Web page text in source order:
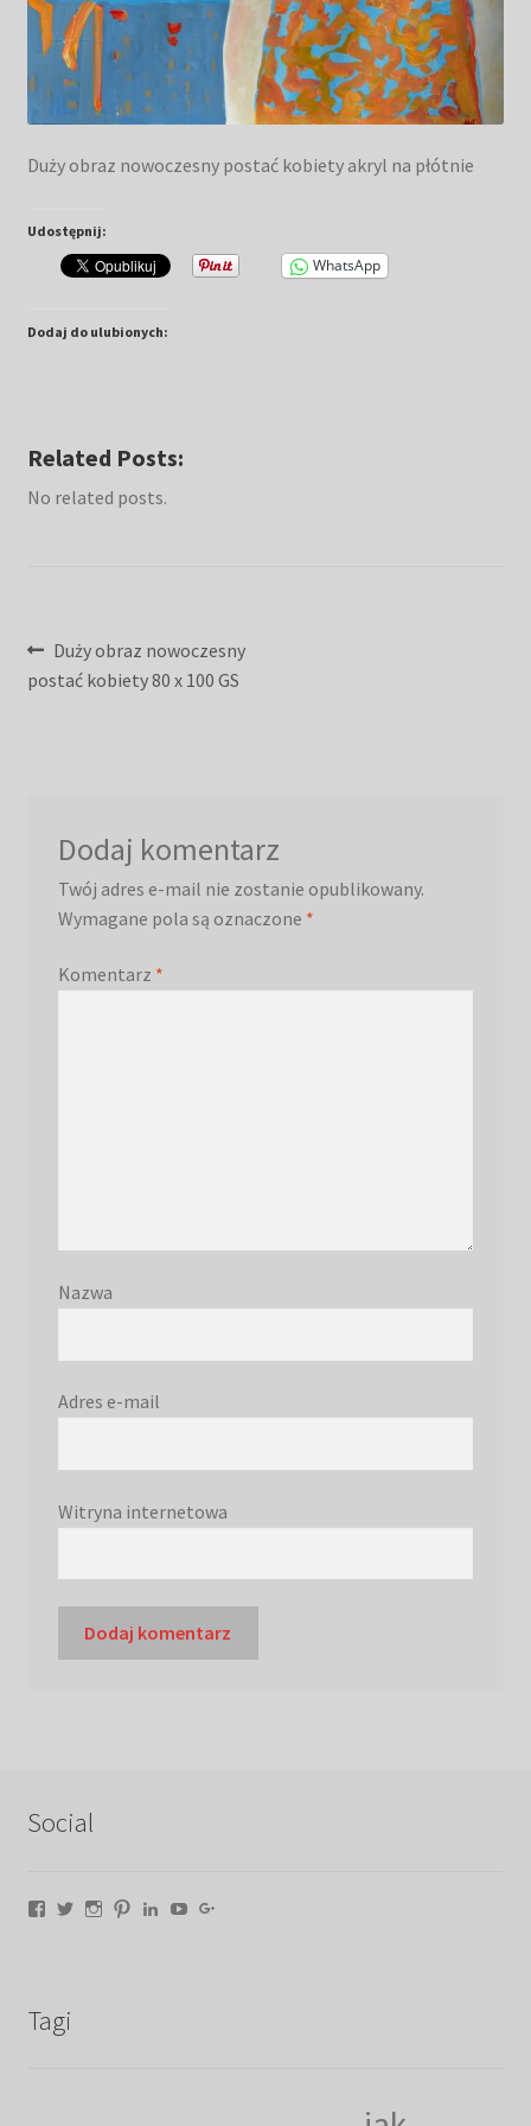
Duży obraz nowoczesny postać kobiety akryl na płótnie
Udostępnij:
WhatsApp
Dodaj do ulubionych:
Related Posts:
No related posts.
Nawigacja
wpisu
Poprzedni
wpis:
Duży obraz nowoczesny
postać kobiety 80 x 100 GS
Dodaj komentarz
Twój adres e-mail nie zostanie opublikowany.
Wymagane pola są oznaczone *
Komentarz *
Nazwa
Adres e-mail
Witryna internetowa
Social
Facebook
TwitterInstagram
PinterestLinkedIn
YouTube
Tagi